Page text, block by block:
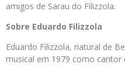
amigos de Sarau do Filizzola.
Sobre Eduardo Filizzola
Eduardo Filizzola, natural de
musical em 1979 como cantor